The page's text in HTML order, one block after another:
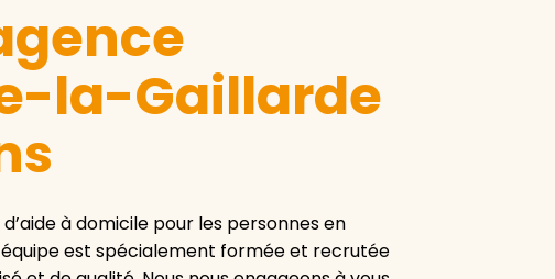
la-Gaillarde
à domicile pour les personnes en
est spécialement formée et recrutée